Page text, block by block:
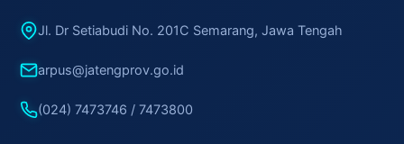
Jl. Dr Setiabudi No. 201C Semarang, Jawa Tengah
arpus@jatengprov.go.id
(024) 7473746 / 7473800